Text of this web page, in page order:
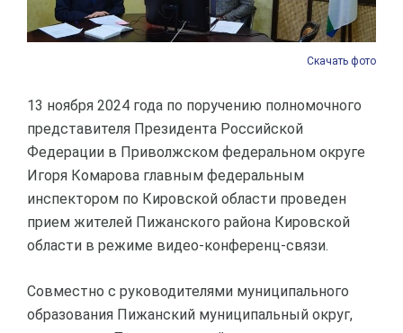
Скачать фото
13 ноября 2024 года по поручению полномочного
представителя Президента Российской
Федерации в Приволжском федеральном округе
Игоря Комарова главным федеральным
инспектором по Кировской области проведен
прием жителей Пижанского района Кировской
области в режиме видео-конференц-связи.
Совместно с руководителями муниципального
образования Пижанский муниципальный округ,